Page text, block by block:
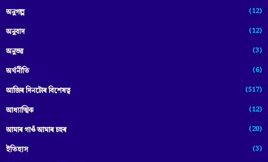
অনুগল্প (12)
অনুবাদ (12)
অনুভৱ (3)
অৰ্থনীতি (6)
আজিৰ দিনটোৰ বিশেষত্ব (517)
আধ্যাত্মিক (12)
আমাৰ গাওঁ আমাৰ চহৰ (20)
ইতিহাস (3)